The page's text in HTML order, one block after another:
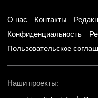
О нас Контакты
Конфиденциальность
Пользовательское
Наши проекты: